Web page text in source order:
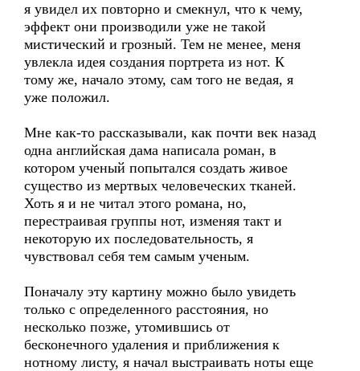
я увидел их повторно и смекнул, что к чему,
эффект они производили уже не такой
мистический и грозный. Тем не менее, меня
увлекла идея создания портрета из нот. К
тому же, начало этому, сам того не ведая, я
уже положил.
Мне как-то рассказывали, как почти век назад
одна английская дама написала роман, в
котором ученый попытался создать живое
существо из мертвых человеческих тканей.
Хоть я и не читал этого романа, но,
перестраивая группы нот, изменяя такт и
некоторую их последовательность, я
чувствовал себя тем самым ученым.
Поначалу эту картину можно было увидеть
только с определенного расстояния, но
несколько позже, утомившись от
бесконечного удаления и приближения к
нотному листу, я начал выстраивать ноты еще